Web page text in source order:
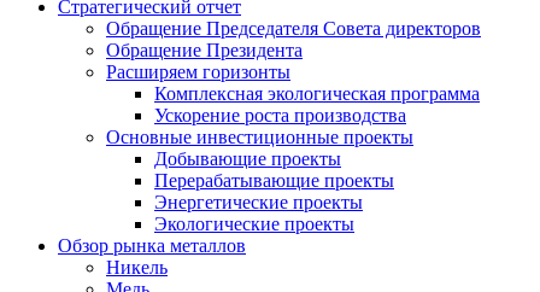
Стратегический отчет
Обращение Председателя Совета директоров
Обращение Президента
Расширяем горизонты
Комплексная экологическая программа
Ускорение роста производства
Основные инвестиционные проекты
Добывающие проекты
Перерабатывающие проекты
Энергетические проекты
Экологические проекты
Обзор рынка металлов
Никель